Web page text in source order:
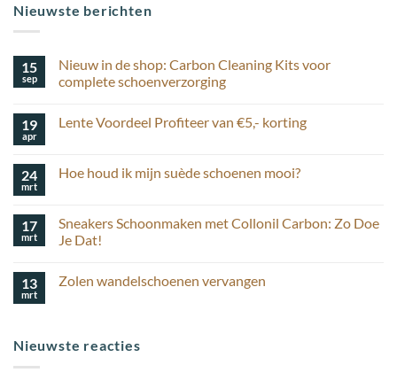
Nieuwste berichten
15
sep
Nieuw in de shop: Carbon Cleaning Kits voor
complete schoenverzorging
op
shop:
Carbon
complete
schoenverzorging
19
apr
Lente Voordeel Profiteer van €5,- korting
Lente
€5,-
korting
24
mrt
Hoe houd ik mijn suède schoenen mooi?
Hoe
houd
ik
schoenen
17
mrt
Sneakers Schoonmaken met Collonil Carbon: Zo Doe
Je Dat!
op
Zo
13
mrt
Zolen wandelschoenen vervangen
wandelschoenen
Nieuwste reacties